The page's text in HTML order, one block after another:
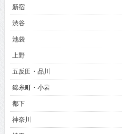
新宿
渋谷
池袋
上野
五反田・品川
錦糸町・小岩
都下
神奈川